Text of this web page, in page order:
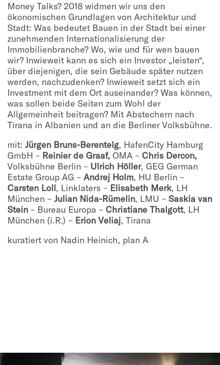
Money Talks? 2018 widmen wir uns den
ökonomischen Grundlagen von Architektur und
Stadt: Was bedeutet Bauen in der Stadt bei einer
zunehmenden Internationalisierung der
Immobilienbranche? Wo, wie und für wen bauen
wir? Inwieweit kann es sich ein Investor „leisten“,
über diejenigen, die sein Gebäude später nutzen
werden, nachzudenken? Inwieweit setzt sich ein
Investment mit dem Ort auseinander? Was können,
was sollen beide Seiten zum Wohl der
Allgemeinheit beitragen? Mit Abstechern nach
Tirana in Albanien und an die Berliner Volksbühne.
mit: Jürgen Bruns-Berentelg, HafenCity Hamburg
GmbH – Reinier de Graaf, OMA – Chris Dercon,
Volksbühne Berlin – Ulrich Höller, GEG German
Estate Group AG – Andrej Holm, HU Berlin –
Carsten Loll, Linklaters – Elisabeth Merk, LH
München – Julian Nida-Rümelin, LMU – Saskia van
Stein – Bureau Europa – Christiane Thalgott, LH
München (i.R.) – Erion Veliaj, Tirana
kuratiert von Nadin Heinich, plan A